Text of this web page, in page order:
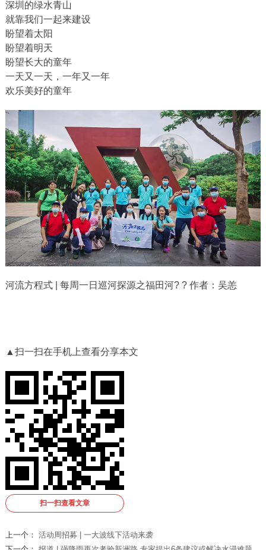
深圳的绿水青山
就靠我们一起来建设
盼望着太阳
盼望着明天
盼望长大的童年
一天又一天，一年又一年
欢乐美好的童年
河流方程式 | 每周一日巡河探源之福田河? ? 作者：吴恙
▲扫一扫在手机上查看分享本文
扫一扫查看文章
上一个： 活动周招募 | 一大波线下活动来袭